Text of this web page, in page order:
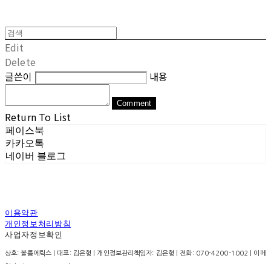
Edit
Delete
글쓴이
내용
Comment
Return To List
페이스북
카카오톡
네이버 블로그
이용약관
개인정보처리방침
사업자정보확인
상호: 볼름에릭스 | 대표: 김은형 | 개인정보관리책임자: 김은형 | 전화: 070-4200-1002 | 이메